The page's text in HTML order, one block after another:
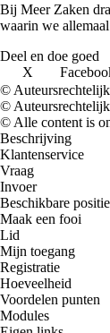
Bij Meer Zaken
waarin we
Deel en doe goed
X
© Auteursrechtelijk
© Auteursrechtelijk
© Alle content is
Beschrijving
Klantenservice
Vraag
Invoer
Beschikbare
Maak een fooi
Lid
Mijn toegang
Registratie
Hoeveelheid
Voordelen punten
Modules